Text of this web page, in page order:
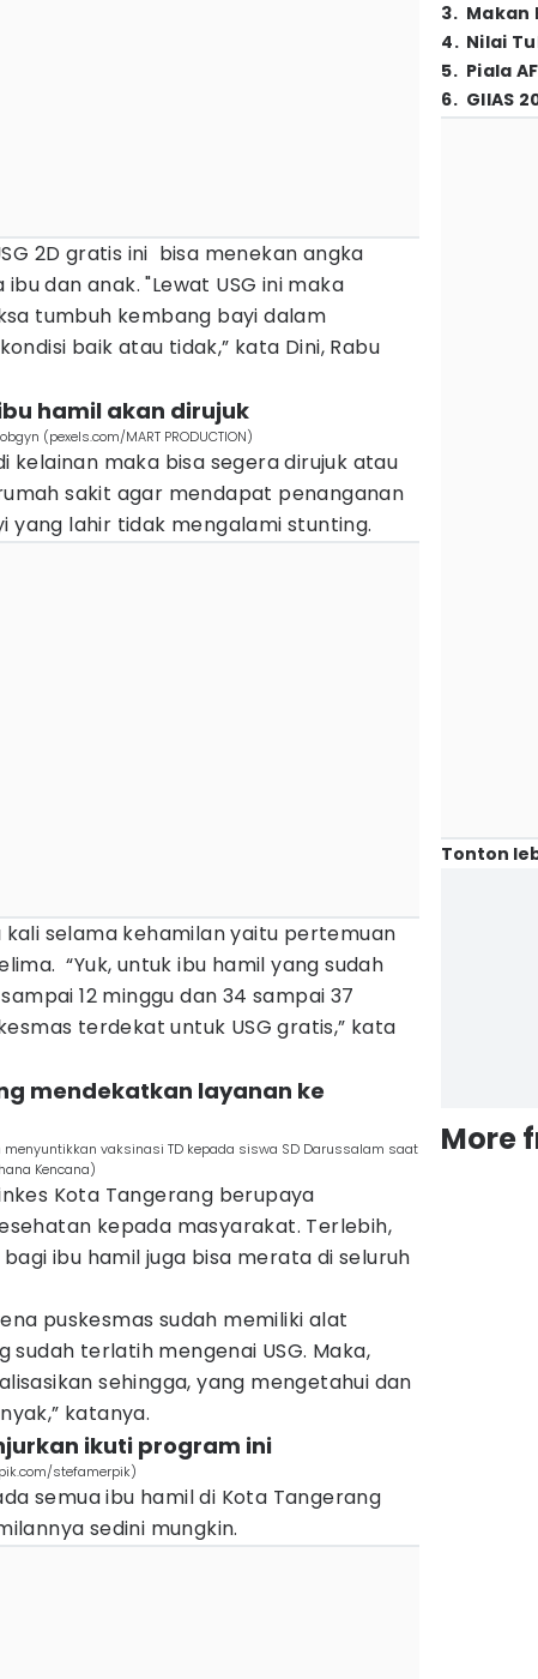
2D gratis ini bisa menekan angka
dan anak. "Lewat USG ini maka
tumbuh kembang bayi dalam
baik atau tidak,” kata Dini, Rabu
hamil akan dirujuk
(pexels.com/MART PRODUCTION)
kelainan maka bisa segera dirujuk atau
sakit agar mendapat penanganan
yang lahir tidak mengalami stunting.
kali selama kehamilan yaitu pertemuan
“Yuk, untuk ibu hamil yang sudah
12 minggu dan 34 sampai 37
terdekat untuk USG gratis,” kata
mendekatkan layanan ke
vaksinasi TD kepada siswa SD Darussalam saat
Kencana)
Kota Tangerang berupaya
kepada masyarakat. Terlebih,
ibu hamil juga bisa merata di seluruh
puskesmas sudah memiliki alat
sudah terlatih mengenai USG. Maka,
sehingga, yang mengetahui dan
katanya.
ikuti program ini
stefamerpik)
semua ibu hamil di Kota Tangerang
sedini mungkin.
3. Makan
4. Nilai
5. Piala
6. GIIAS
Tonton
More